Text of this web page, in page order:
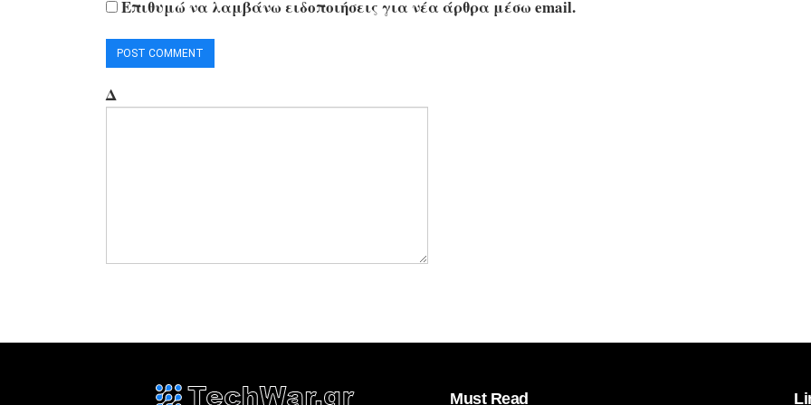
Επιθυμώ να λαμβάνω ειδοποιήσεις για νέα άρθρα μέσω email.
Δ
Must Read